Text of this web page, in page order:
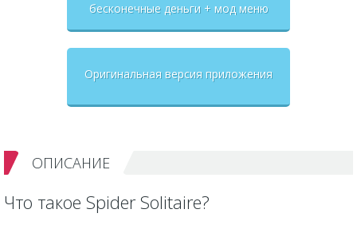
бесконечные деньги + мод меню
Оригинальная версия приложения
ОПИСАНИЕ
Что такое Spider Solitaire?